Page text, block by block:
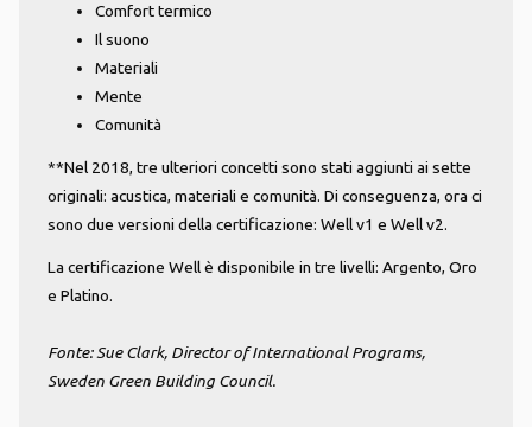
Comfort termico
Il suono
Materiali
Mente
Comunità
**Nel 2018, tre ulteriori concetti sono stati aggiunti ai sette
originali: acustica, materiali e comunità. Di conseguenza, ora ci
sono due versioni della certificazione: Well v1 e Well v2.
La certificazione Well è disponibile in tre livelli: Argento, Oro
e Platino.
Fonte: Sue Clark, Director of International Programs,
Sweden Green Building Council.